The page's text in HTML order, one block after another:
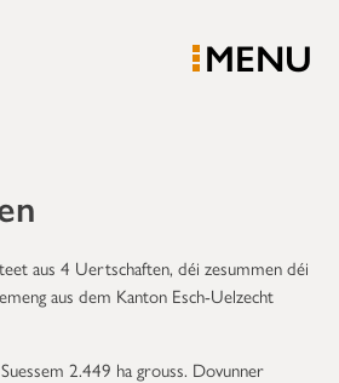
MENU
aus 4 Uertschaften, déi zesummen déi
aus dem Kanton Esch-Uelzecht
2.449 ha grouss. Dovunner